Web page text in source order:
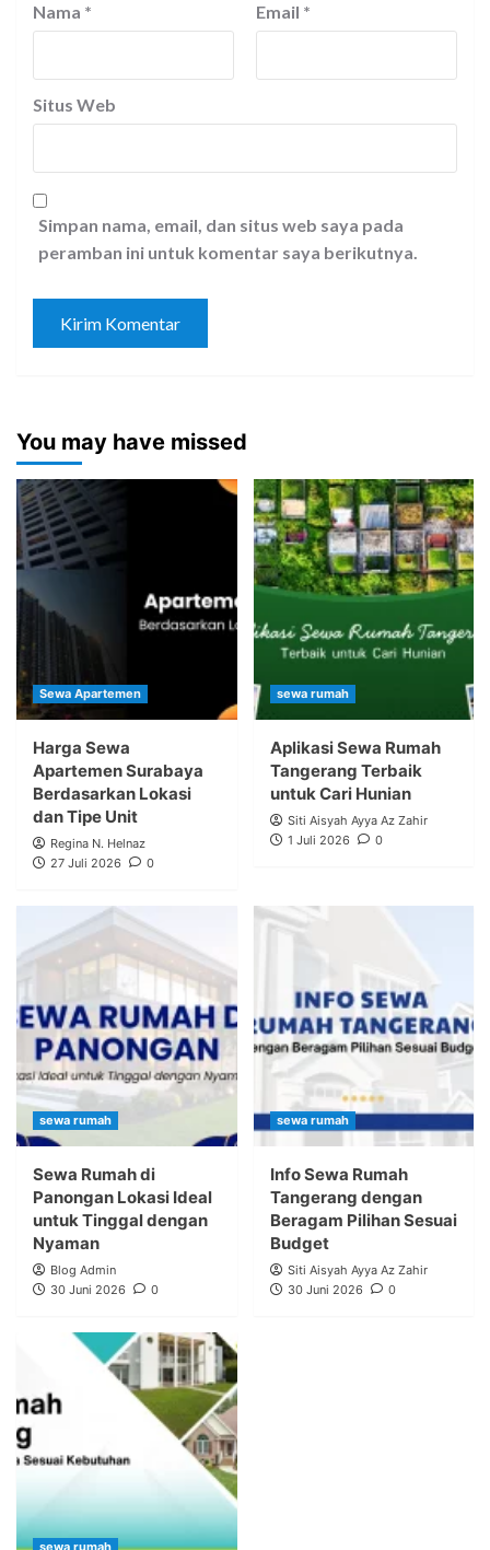
Nama * Email *
Situs Web
Simpan nama, email, dan situs web saya pada
peramban ini untuk komentar saya berikutnya.
You may have missed
Sewa Apartemen
Harga Sewa
Apartemen Surabaya
Berdasarkan Lokasi
dan Tipe Unit
Regina N. Helnaz
27 Juli 2026
0
sewa rumah
Aplikasi Sewa Rumah
Tangerang Terbaik
untuk Cari Hunian
Siti Aisyah Ayya Az Zahir
1 Juli 2026
0
sewa rumah
Sewa Rumah di
Panongan Lokasi Ideal
untuk Tinggal dengan
Nyaman
Blog Admin
30 Juni 2026
0
sewa rumah
Info Sewa Rumah
Tangerang dengan
Beragam Pilihan Sesuai
Budget
Siti Aisyah Ayya Az Zahir
30 Juni 2026
0